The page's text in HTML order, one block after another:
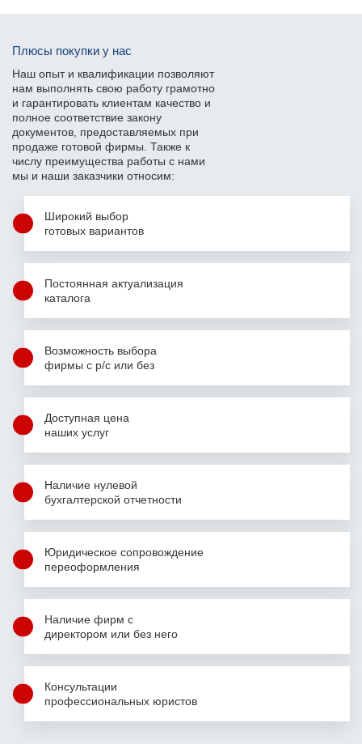
Плюсы покупки у нас
Наш опыт и квалификации позволяют
нам выполнять свою работу грамотно
и гарантировать клиентам качество и
полное соответствие закону
документов, предоставляемых при
продаже готовой фирмы. Также к
числу преимущества работы с нами
мы и наши заказчики относим:
Широкий выбор
готовых вариантов
Постоянная актуализация
каталога
Возможность выбора
фирмы с р/с или без
Доступная цена
наших услуг
Наличие нулевой
бухгалтерской отчетности
Юридическое сопровождение
переоформления
Наличие фирм с
директором или без него
Консультации
профессиональных юристов
Фамилия Имя Отчество